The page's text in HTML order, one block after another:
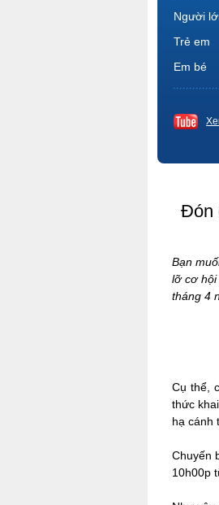
Người
Trẻ em
Em bé
Đón
Bạn
lỡ cơ
tháng 4
Cụ thể,
thức
hạ cánh
Chuyến
10h00p